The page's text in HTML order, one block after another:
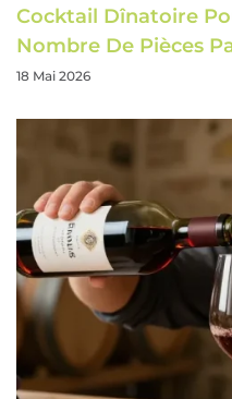
Cocktail Dînatoire
Nombre De Pièces
18 Mai 2026